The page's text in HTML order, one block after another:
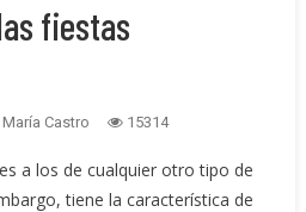
fiestas
María Castro 15314
a los de cualquier otro tipo de
tiene la característica de